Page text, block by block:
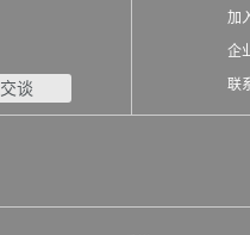
交谈
加
企
联